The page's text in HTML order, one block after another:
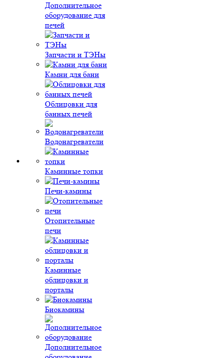
Дополнительное
оборудование для
печей
Запчасти и ТЭНы
Камни для бани
Облицовки для
банных печей
Водонагреватели
Каминные топки
Печи-камины
Отопительные
печи
Каминные
облицовки и
порталы
Биокамины
Дополнительное